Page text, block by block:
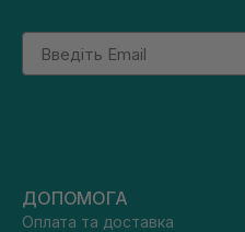
Email
ДОПОМОГА
Оплата та доставка